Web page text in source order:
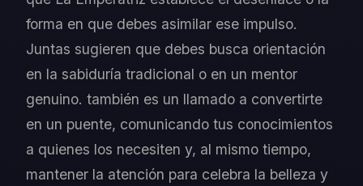
forma en que debes asimilar ese impulso.
Juntas sugieren que debes busca orientación
en la sabiduría tradicional o en un mentor
genuino. también es un llamado a convertirte
en un puente, comunicando tus conocimientos
a quienes los necesiten y, al mismo tiempo,
mantener la atención para celebra la belleza y